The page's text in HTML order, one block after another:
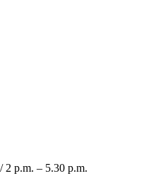
2 p.m. – 5.30 p.m.